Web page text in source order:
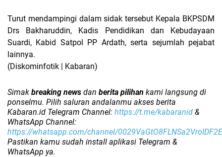
Turut mendampingi dalam sidak tersebut Kepala BKPSDM
Drs Bakharuddin, Kadis Pendidikan dan Kebudayaan
Suardi, Kabid Satpol PP Ardath, serta sejumlah pejabat
lainnya.
(Diskominfotik | Kabaran)
Simak breaking news dan berita pilihan kami langsung di
ponselmu. Pilih saluran andalanmu akses berita
Kabaran.id Telegram Channel: https://t.me/kabaranid &
WhatsApp Channel:
https://whatsapp.com/channel/0029VaGtO8FLNSa2VroIDF2E
Pastikan kamu sudah install aplikasi Telegram &
WhatsApp ya.